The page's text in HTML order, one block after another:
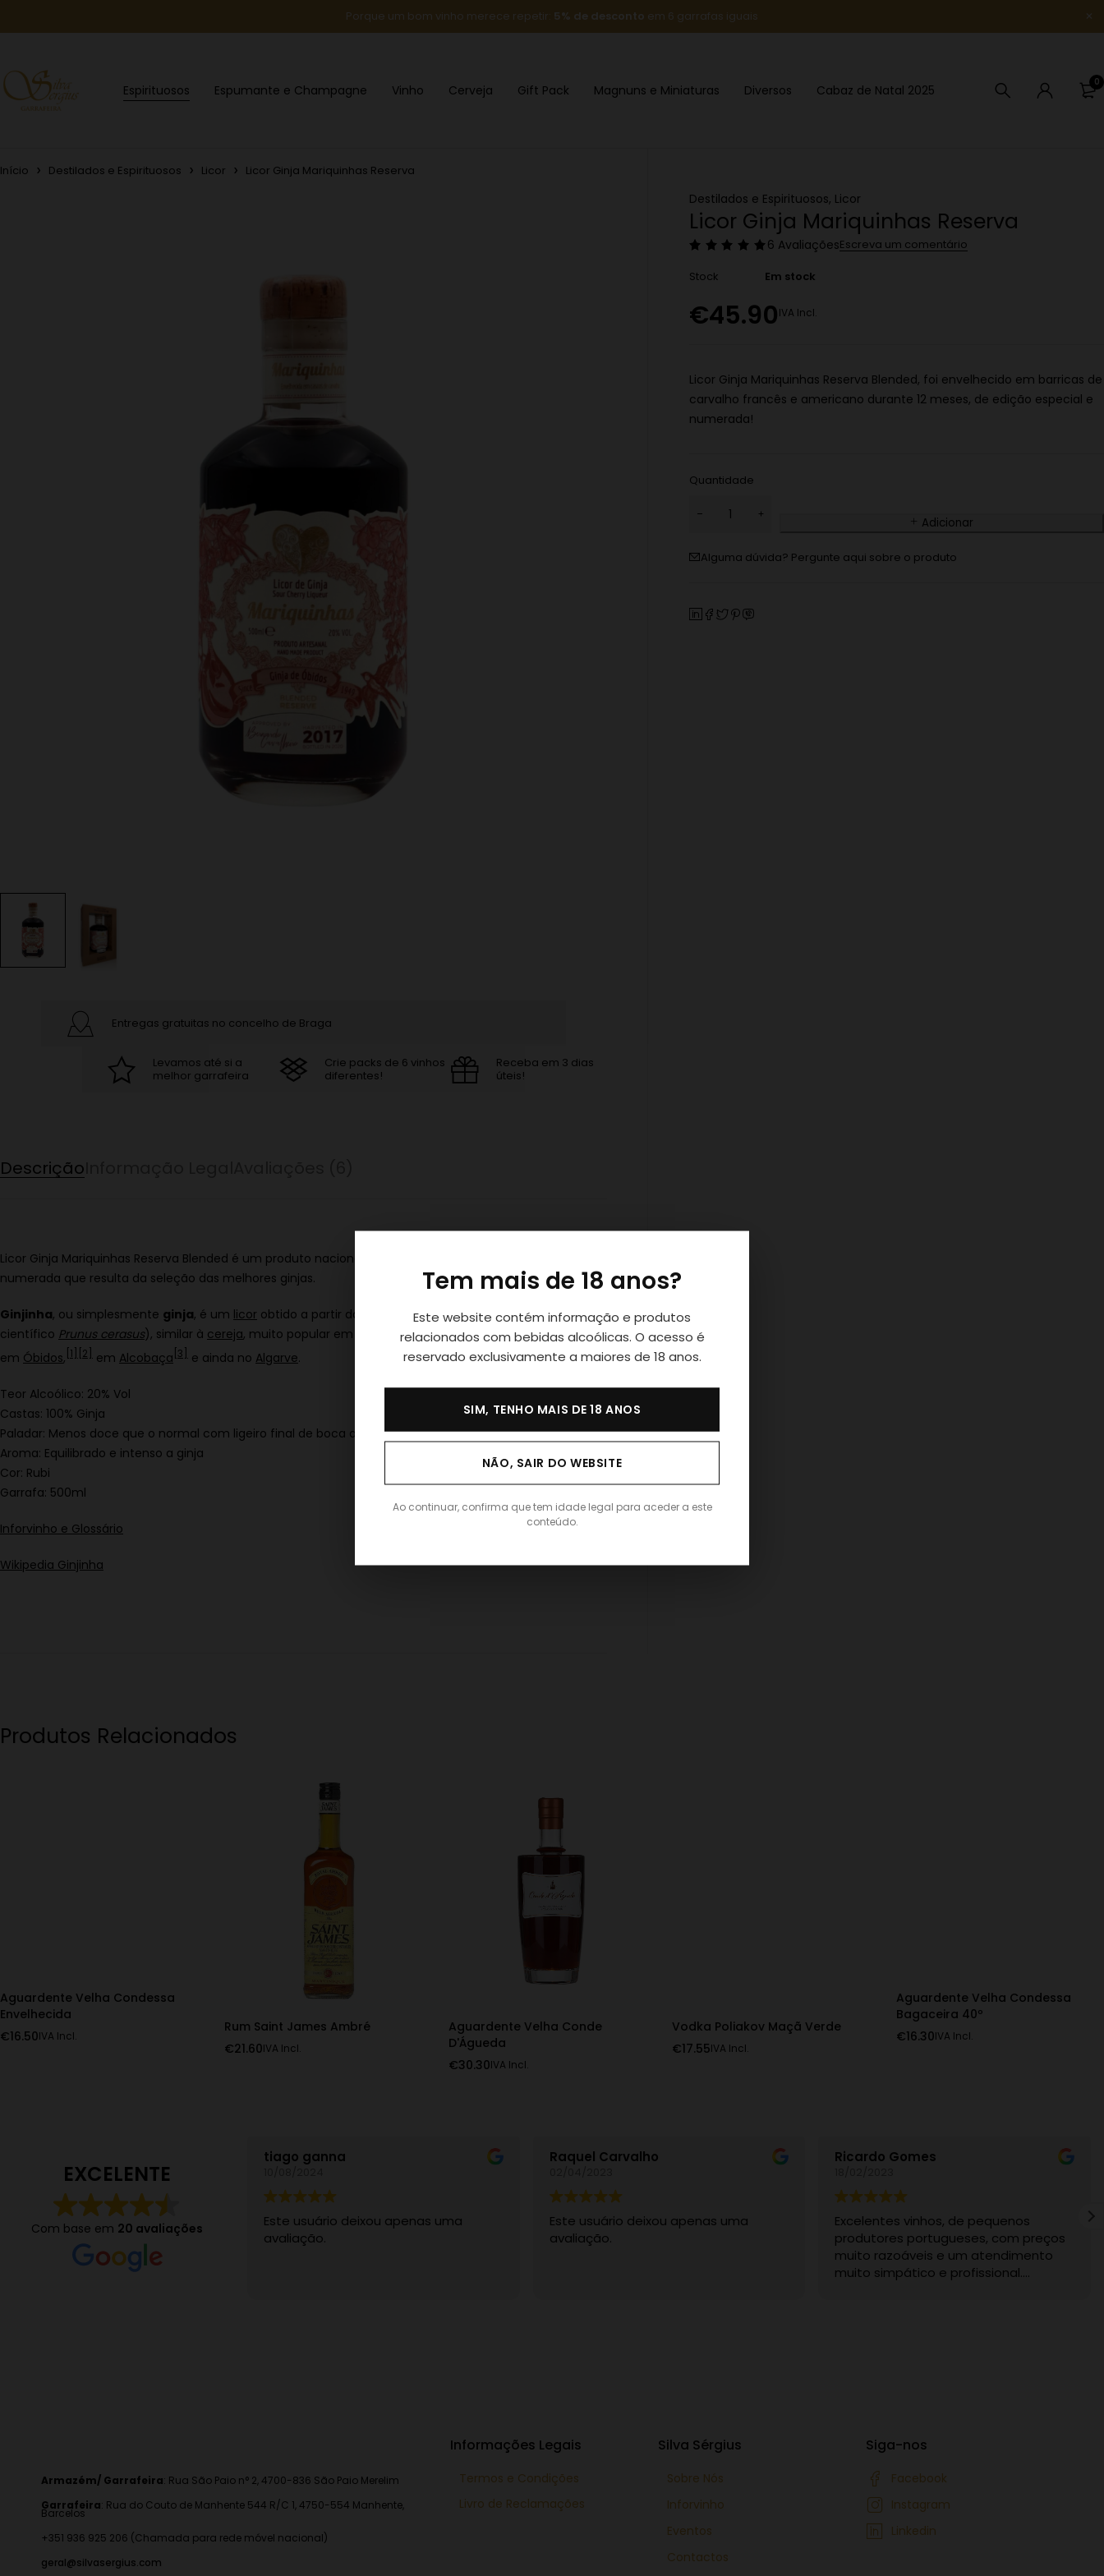
Porque um bom vinho merece repetir: 5% de desconto em 6 garrafas iguais
Espirituosos Espumante e Champagne Vinho Cerveja Gift Pack Magnuns e Miniaturas Diversos Cabaz de Natal 2025
0
Início Destilados e Espirituosos Licor Licor Ginja Mariquinhas Reserva
Destilados e Espirituosos, Licor
Licor Ginja Mariquinhas Reserva
6 AvaliaçõesEscreva um comentário
Stock Em stock
€45.90IVA Incl.
Licor Ginja Mariquinhas Reserva Blended, foi envelhecido em barricas de
carvalho francês e americano durante 12 meses, de edição especial e
numerada!
Quantidade
Adicionar
Alguma dúvida? Pergunte aqui sobre o produto
Entregas gratuitas no concelho de Braga
Levamos até si a
melhor garrafeira
Crie packs de 6 vinhos
diferentes!
Receba em 3 dias
úteis!
Descrição
Licor Ginja Mariquinhas Reserva Blended é um produto nacional, 100% português, de edição especial e
numerada que resulta da seleção das melhores ginjas.
Ginjinha, ou simplesmente ginja, é um licor obtido a partir da maceraçãoda fruta da ginja (nome
científico Prunus cerasus), similar à cereja, muito popular em Portugal, especialmente emLisboa,
em Óbidos, 1 2 em Alcobaça 3 e ainda no Algarve.
Teor Alcoólico: 20% Vol
Castas: 100% Ginja
Paladar: Menos doce que o normal com ligeiro final de boca a madeira e muito suave
Aroma: Equilibrado e intenso a ginja
Cor: Rubi
Garrafa: 500ml
Inforvinho e Glossário
Wikipedia Ginjinha
Produtos Relacionados
Aguardente Velha Condessa
Envelhecida
€16.50IVA Incl.
Rum Saint James Ambré
€21.60IVA Incl.
Aguardente Velha Conde
D'Águeda
€30.30IVA Incl.
Vodka Poliakov Maçã Verde
€17.55IVA Incl.
Aguardente Velha Condessa
Bagaceira 40º
€16.30IVA Incl.
EXCELENTE
Com base em 20 avaliações
tiago ganna
Este usuário deixou apenas uma
avaliação.
Raquel Carvalho
Este usuário deixou apenas uma
avaliação.
Ricardo Gomes
Excelentes vinhos, de pequenos
produtores portugueses, com preços
muito razoáveis e um atendimento
muito simpático e profissional.
Armazém/ Garrafeira: Rua São Paio n° 2, 4700-836 São Paio Merelim
Garrafeira: Rua do Couto de Manhente 544 R/C 1, 4750-554 Manhente,
Barcelos
+351 936 925 206 (Chamada para rede móvel nacional)
geral@silvasergius.com
Informações Legais
Termos e Condições
Livro de Reclamações
Silva Sérgius
Sobre Nós
Inforvinho
Eventos
Contactos
Siga-nos
Facebook
Instagram
Linkedin
Tem mais de 18 anos?
Este website contém informação e produtos
relacionados com bebidas alcoólicas. O acesso é
reservado exclusivamente a maiores de 18 anos.
SIM, TENHO MAIS DE 18 ANOS
NÃO, SAIR DO WEBSITE
Ao continuar, confirma que tem idade legal para aceder a este
conteúdo.